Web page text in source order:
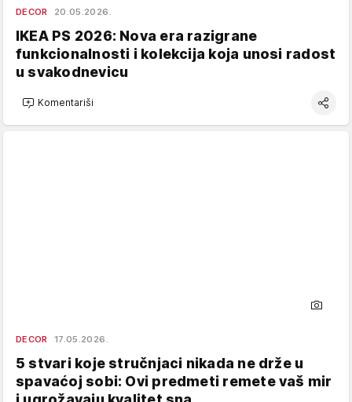
DECOR 20.05.2026.
IKEA PS 2026: Nova era razigrane
funkcionalnosti i kolekcija koja unosi radost
u svakodnevicu
Komentariši
DECOR 17.05.2026.
5 stvari koje stručnjaci nikada ne drže u
spavaćoj sobi: Ovi predmeti remete vaš mir